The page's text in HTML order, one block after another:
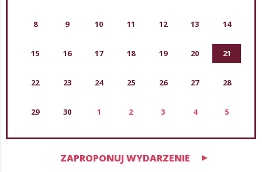
8 9 10 11 12 13 14
15 16 17 18 19 20 21
22 23 24 25 26 27 28
29 30 1 2 3 4 5
ZAPROPONUJ WYDARZENIE